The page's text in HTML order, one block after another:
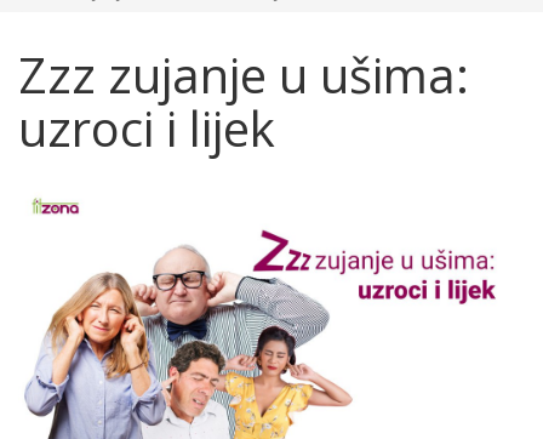
Zzz zujanje u ušima:
uzroci i lijek